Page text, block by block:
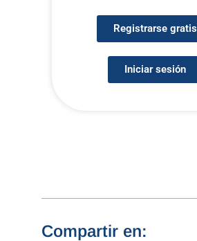
Registrarse gratis
Iniciar sesión
Compartir en: